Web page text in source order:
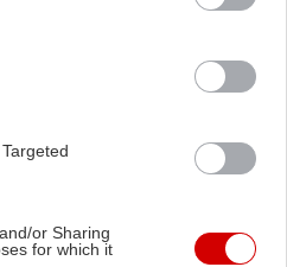
or Sharing
for which it